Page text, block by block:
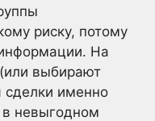
риску, потому
На
выбирают
сделки именно
в невыгодном